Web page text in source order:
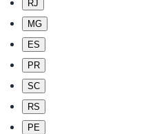
RJ
MG
ES
PR
SC
RS
PE